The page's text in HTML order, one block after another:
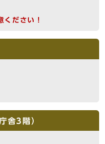
ください！
舎3階）